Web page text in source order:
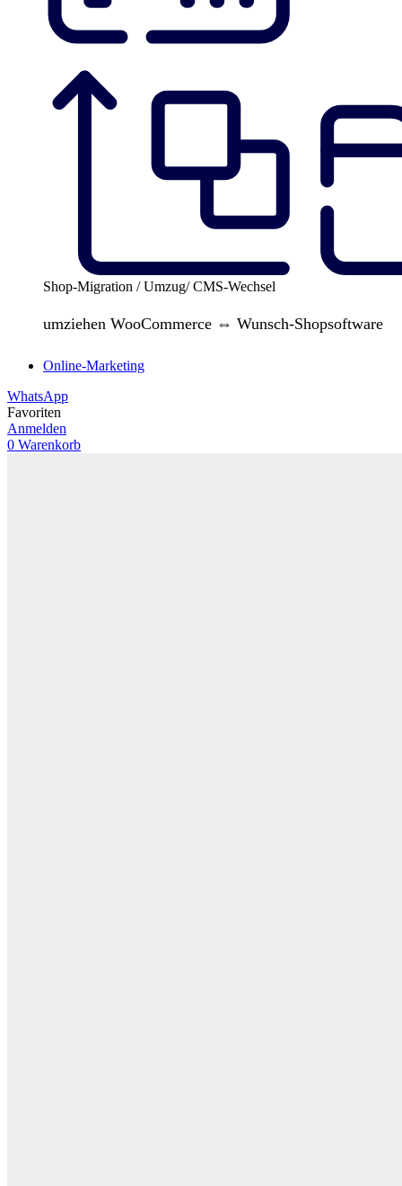
Shop-Migration / Umzug/ CMS-Wechsel
umziehen WooCommerce ⇔ Wunsch-Shopsoftware
Online-Marketing
WhatsApp
Favoriten
Anmelden
0 Warenkorb